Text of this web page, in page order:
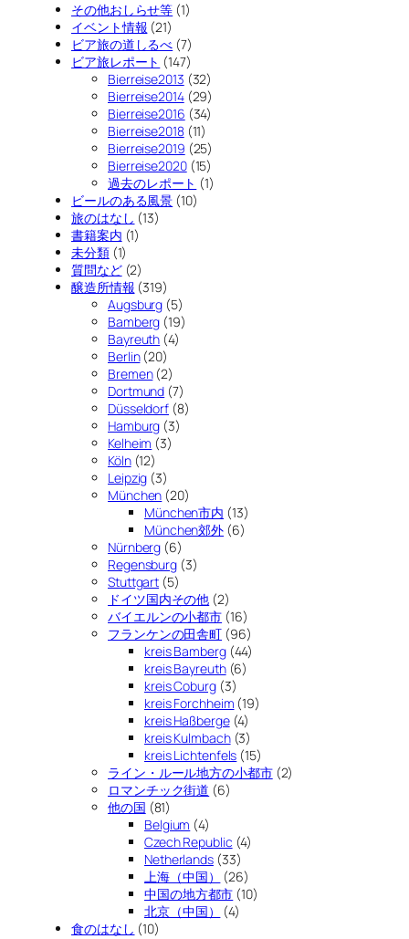
その他おしらせ等 (1)
イベント情報 (21)
ビア旅の道しるべ (7)
ビア旅レポート (147)
Bierreise2013 (32)
Bierreise2014(29)
Bierreise2016 (34)
Bierreise2018(11)
Bierreise2019 (25)
Bierreise2020(15)
過去のレポート (1)
ビールのある風景 (10)
旅のはなし (13)
書籍案内 (1)
未分類(1)
質問など(2)
醸造所情報 (319)
Augsburg (5)
Bamberg (19)
Bayreuth (4)
Berlin(20)
Bremen(2)
Dortmund (7)
Düsseldorf (8)
Hamburg (3)
Kelheim (3)
Köln(12)
Leipzig (3)
München (20)
München市内 (13)
München郊外 (6)
Nürnberg (6)
Regensburg (3)
Stuttgart (5)
ドイツ国内その他 (2)
バイエルンの小都市 (16)
フランケンの田舎町 (96)
kreis Bamberg(44)
kreis Bayreuth(6)
kreis Coburg(3)
kreis Forchheim (19)
kreis Haßberge(4)
kreis Kulmbach(3)
kreis Lichtenfels (15)
ライン・ルール地方の小都市(2)
ロマンチック街道 (6)
他の国 (81)
Belgium (4)
Czech Republic (4)
Netherlands(33)
上海（中国）
(26)
中国の地方都市 (10)
北京（中国）
(4)
食のはなし (10)